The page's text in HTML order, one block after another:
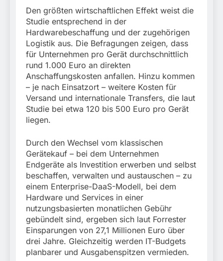
Den größten wirtschaftlichen Effekt weist die
Studie entsprechend in der
Hardwarebeschaffung und der zugehörigen
Logistik aus. Die Befragungen zeigen, dass
für Unternehmen pro Gerät durchschnittlich
rund 1.000 Euro an direkten
Anschaffungskosten anfallen. Hinzu kommen
– je nach Einsatzort – weitere Kosten für
Versand und internationale Transfers, die laut
Studie bei etwa 120 bis 500 Euro pro Gerät
liegen.
Durch den Wechsel vom klassischen
Gerätekauf – bei dem Unternehmen
Endgeräte als Investition erwerben und selbst
beschaffen, verwalten und austauschen – zu
einem Enterprise-DaaS-Modell, bei dem
Hardware und Services in einer
nutzungsbasierten monatlichen Gebühr
gebündelt sind, ergeben sich laut Forrester
Einsparungen von 27,1 Millionen Euro über
drei Jahre. Gleichzeitig werden IT-Budgets
planbarer und Ausgabenspitzen vermieden.